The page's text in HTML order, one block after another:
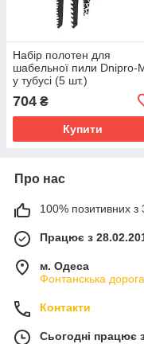
Набір полотен для
шабельної пили Dnipro-
у тубусі (5 шт.)
704 ₴
Купити
Про нас
100% позитивних з
Працює з
м. Одеса
Фонтанскька
Контакти
Сьогодні працює